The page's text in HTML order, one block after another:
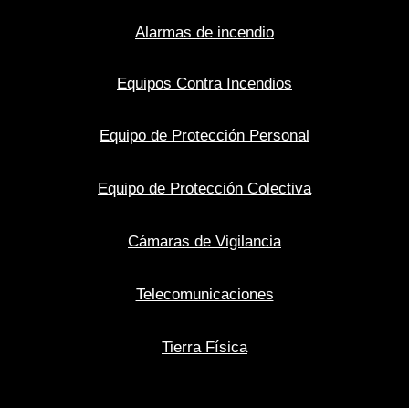
Alarmas de incendio
Equipos Contra Incendios
Equipo de Protección Personal
Equipo de Protección Colectiva
Cámaras de Vigilancia
Telecomunicaciones
Tierra Física